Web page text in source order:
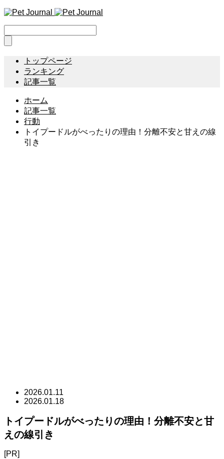
トップページ
ランキング
記事一覧
ホーム
記事一覧
行動
トイプードルがべったりの理由！分離不安と甘えの線
引き
2026.01.11
2026.01.18
トイプードルがべったりの理由！分離不安と甘
えの線引き
[PR]